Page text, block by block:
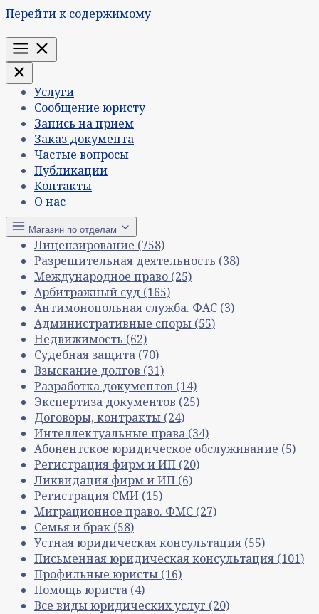
Перейти к содержимому
Меню
Услуги
Сообщение юристу
Запись на прием
Заказ документа
Частые вопросы
Публикации
Контакты
О нас
Магазин по отделам
Лицензирование (758)
Разрешительная деятельность (38)
Международное право (25)
Арбитражный суд (165)
Антимонопольная служба. ФАС (3)
Административные споры (55)
Недвижимость (62)
Судебная защита (70)
Взыскание долгов (31)
Разработка документов (14)
Экспертиза документов (25)
Договоры, контракты (24)
Интеллектуальные права (34)
Абонентское юридическое обслуживание (5)
Регистрация фирм и ИП (20)
Ликвидация фирм и ИП (6)
Регистрация СМИ (15)
Миграционное право. ФМС (27)
Семья и брак (58)
Устная юридическая консультация (55)
Письменная юридическая консультация (101)
Профильные юристы (16)
Помощь юриста (4)
Все виды юридических услуг (20)